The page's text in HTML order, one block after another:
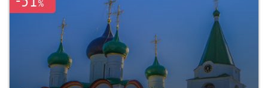
%